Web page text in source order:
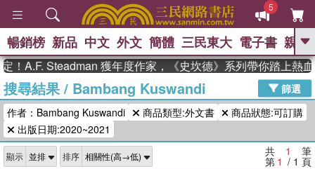
5
GO
熱搜： 東野圭吾 高希均教授回憶錄
、 The Odyssey 、 父親節 、 花開錦
繡 、 暑期推薦 、 方念華 、 台灣的
、 偉大的迷走神經 、 如果歷史是一
群喵
暢銷榜 新品 中文 外文 簡體 三民東大 電子書 親子
！A.F. Steadman 獲年度作家，《史坎德》系列帶你踏上熱血
搜尋結果/ Bambang Kuswandi
篩選
作者：Bambang Kuswandi
商品類型:外文書
商品狀態:可訂購
出版日期:2020~2021
顯示 排序 共 1 筆
第 1 / 1 頁